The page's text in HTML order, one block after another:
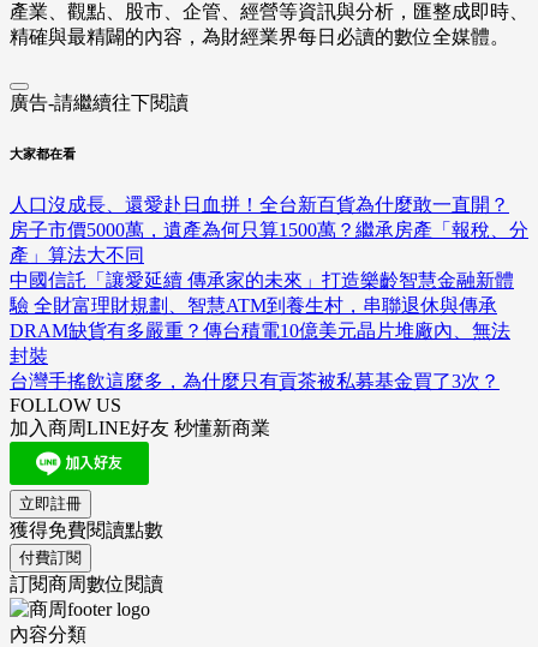
產業、觀點、股市、企管、經營等資訊與分析，匯整成即時、
精確與最精闢的內容，為財經業界每日必讀的數位全媒體。
廣告-請繼續往下閱讀
大家都在看
人口沒成長、還愛赴日血拼！全台新百貨為什麼敢一直開？
房子市價5000萬，遺產為何只算1500萬？繼承房產「報稅、分
產」算法大不同
中國信託「讓愛延續 傳承家的未來」打造樂齡智慧金融新體
驗 全財富理財規劃、智慧ATM到養生村，串聯退休與傳承
DRAM缺貨有多嚴重？傳台積電10億美元晶片堆廠內、無法
封裝
台灣手搖飲這麼多，為什麼只有貢茶被私募基金買了3次？
FOLLOW US
加入商周LINE好友 秒懂新商業
立即註冊
獲得免費閱讀點數
付費訂閱
訂閱商周數位閱讀
內容分類